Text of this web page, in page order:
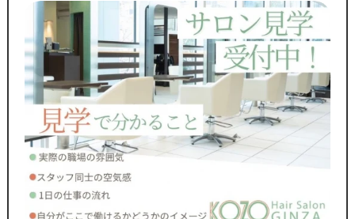
◆SNSで職場のリアルな雰囲気を
チェックできます！◆
￣￣￣￣￣￣￣￣￣￣￣￣￣
／
Instagram・TikTokで
当サロンの日常を配信中♪
スタッフの技術紹介や職場の雰囲気、
撮影イベント・研修会の様子など、
リアルな職場環境をご覧いただけます☆
応募前に一度ご覧ください♪